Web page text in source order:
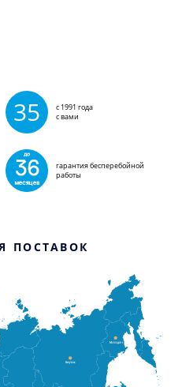
35
с 1991 года
с вами
гарантия бесперебойной
работы
ПОСТАВОК